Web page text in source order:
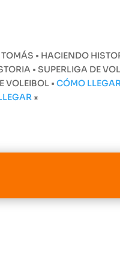
• HACIENDO
• SUPERLIGA DE
VOLEIBOL •CÓMO
⁕